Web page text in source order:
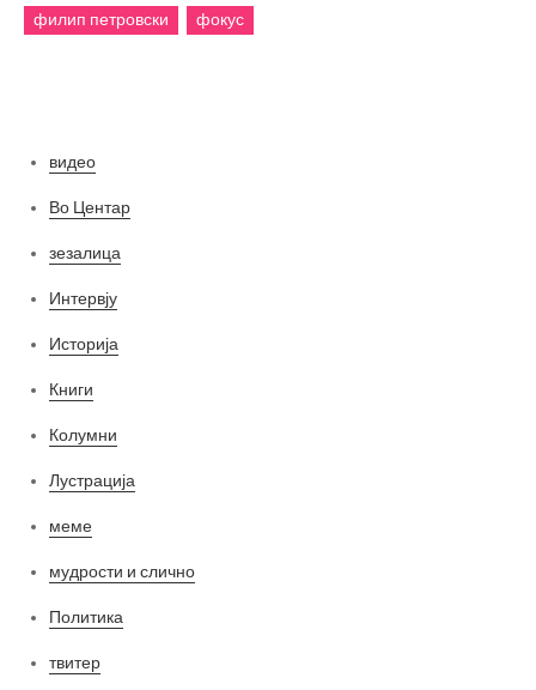
филип петровски
фокус
видео
Во Центар
зезалица
Интервју
Историја
Книги
Колумни
Лустрација
меме
мудрости и слично
Политика
твитер